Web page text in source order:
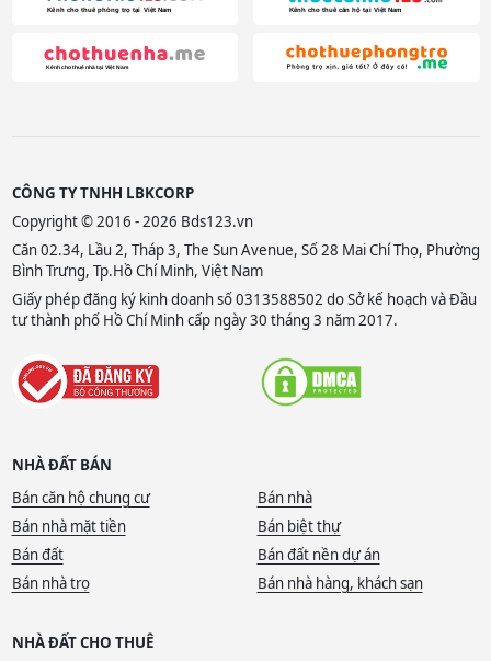
CÔNG TY TNHH LBKCORP
Copyright © 2016 - 2026 Bds123.vn
Căn 02.34, Lầu 2, Tháp 3, The Sun Avenue, Số 28 Mai Chí Thọ, Phường
Bình Trưng, Tp.Hồ Chí Minh, Việt Nam
Giấy phép đăng ký kinh doanh số 0313588502 do Sở kế hoạch và Đầu
tư thành phố Hồ Chí Minh cấp ngày 30 tháng 3 năm 2017.
NHÀ ĐẤT BÁN
Bán căn hộ chung cư
Bán nhà
Bán nhà mặt tiền
Bán biệt thự
Bán đất
Bán đất nền dự án
Bán nhà trọ
Bán nhà hàng, khách sạn
NHÀ ĐẤT CHO THUÊ